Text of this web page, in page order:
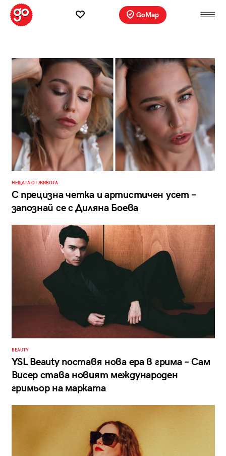
GoMap
НЕЩАТА ОТ ЖИВОТА
С прецизна четка и артистичен усет –
запознай се с Диляна Боева
BEAUTY
YSL Beauty поставя нова ера в гримa – Сам
Висер става новият международен
гримьор на марката